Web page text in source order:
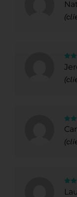
Note
Note
Note
Note